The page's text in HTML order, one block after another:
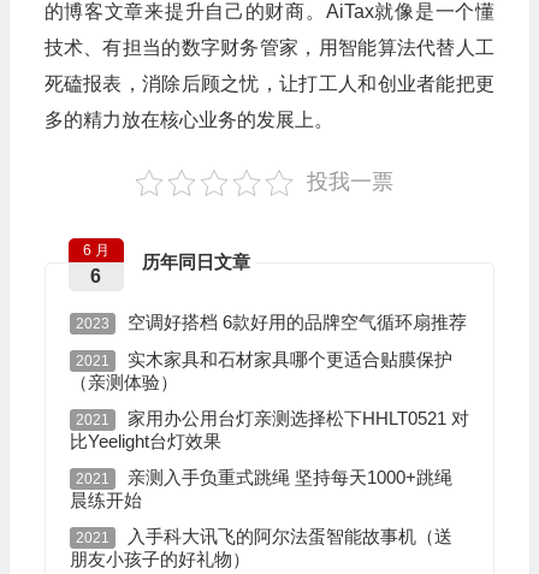
的博客文章来提升自己的财商。AiTax就像是一个懂
技术、有担当的数字财务管家，用智能算法代替人工
死磕报表，消除后顾之忧，让打工人和创业者能把更
多的精力放在核心业务的发展上。
投我一票
历年同日文章
6 月
6
2023 空调好搭档 6款好用的品牌空气循环扇推荐
2021
实木家具和石材家具哪个更适合贴膜保护
（亲测体验）
2021
家用办公用台灯亲测选择松下HHLT0521 对
比Yeelight台灯效果
2021
亲测入手负重式跳绳 坚持每天1000+跳绳
晨练开始
2021
入手科大讯飞的阿尔法蛋智能故事机（送
朋友小孩子的好礼物）